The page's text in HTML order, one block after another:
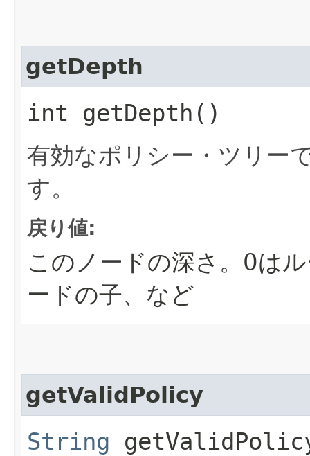
getDepth
int getDepth()
有効なポリシー・ツリー
す。
戻り値:
このノードの深さ。0は
ードの子、など
getValidPolicy
String